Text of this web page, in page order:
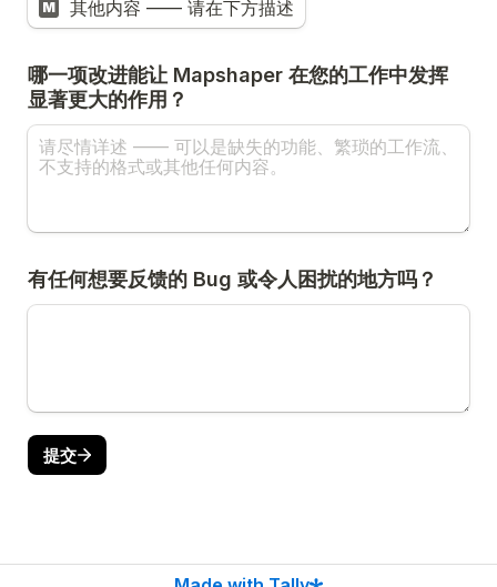
M 其他内容 —— 请在下方描述
哪一项改进能让 Mapshaper 在您的工作中发挥
显著更大的作用？
有任何想要反馈的 Bug 或令人困扰的地方吗？
提交